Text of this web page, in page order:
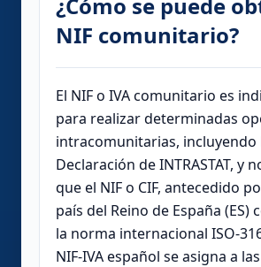
NIF comunitario?
El NIF o IVA comunitario es
para realizar determinadas
intracomunitarias, incluyendo
Declaración de INTRASTAT, y
que el NIF o CIF, antecedido
país del Reino de España (ES)
la norma internacional ISO-
NIF-IVA español se asigna a